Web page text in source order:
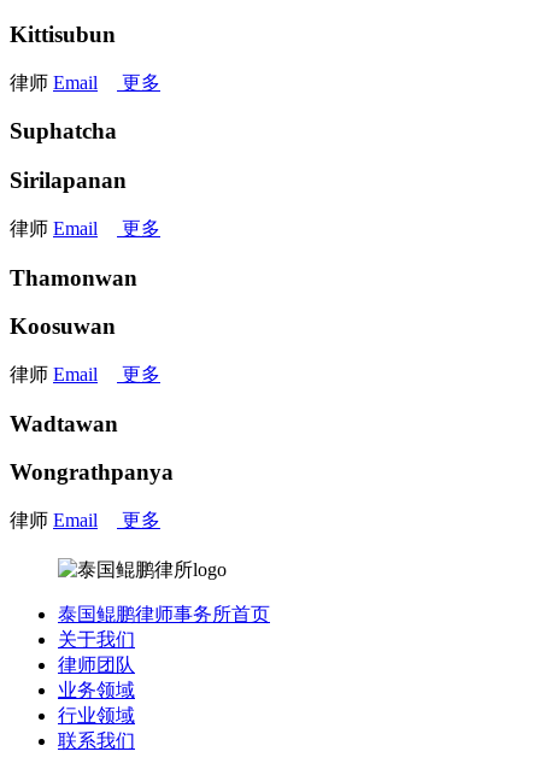
Kittisubun
律师 Email 更多
Suphatcha
Sirilapanan
律师 Email 更多
Thamonwan
Koosuwan
律师 Email 更多
Wadtawan
Wongrathpanya
律师 Email 更多
泰国鲲鹏律师事务所首页
关于我们
律师团队
业务领域
行业领域
联系我们